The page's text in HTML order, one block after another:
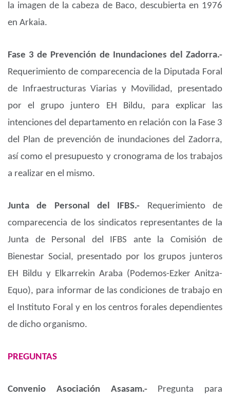
la imagen de la cabeza de Baco, descubierta en 1976
en Arkaia.
Fase 3 de Prevención de Inundaciones del Zadorra.-
Requerimiento de comparecencia de la Diputada Foral
de Infraestructuras Viarias y Movilidad, presentado
por el grupo juntero EH Bildu, para explicar las
intenciones del departamento en relación con la Fase 3
del Plan de prevención de inundaciones del Zadorra,
así como el presupuesto y cronograma de los trabajos
a realizar en el mismo.
Junta de Personal del IFBS.- Requerimiento de
comparecencia de los sindicatos representantes de la
Junta de Personal del IFBS ante la Comisión de
Bienestar Social, presentado por los grupos junteros
EH Bildu y Elkarrekin Araba (Podemos-Ezker Anitza-
Equo), para informar de las condiciones de trabajo en
el Instituto Foral y en los centros forales dependientes
de dicho organismo.
PREGUNTAS
Convenio Asociación Asasam.- Pregunta para